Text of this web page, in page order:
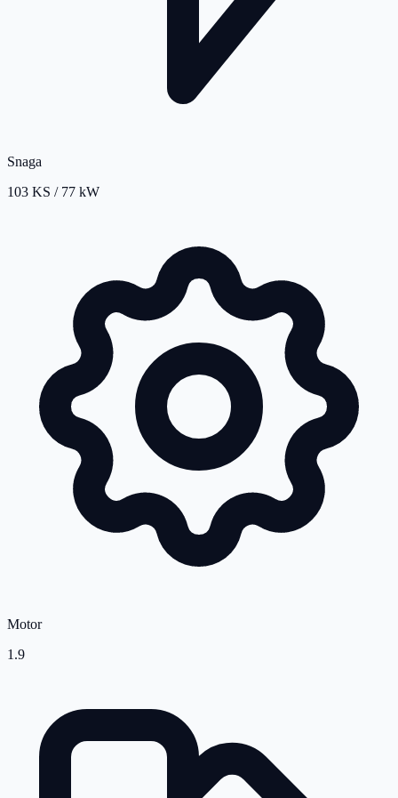
Snaga
103 KS / 77 kW
Motor
1.9